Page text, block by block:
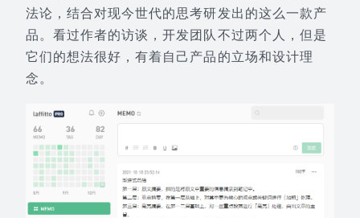
法论，结合对现今世代的思考研发出的这么一款产
品。看过作者的访谈，开发团队不过两个人，但是
它们的想法很好，有着自己产品的立场和设计理
念。